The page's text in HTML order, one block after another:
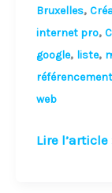
Bruxelles,
internet pro,
google, liste,
web
Lire l’article